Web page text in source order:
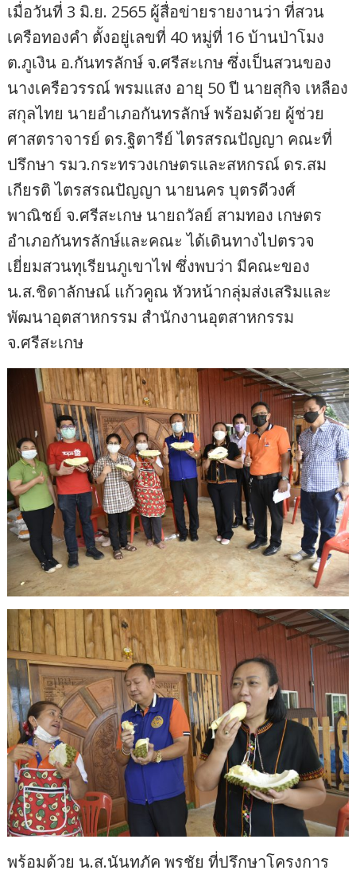
เมื่อวันที่ 3 มิ.ย. 2565 ผู้สื่อข่ายรายงานว่า ที่สวน
เครือทองคำ ตั้งอยู่เลขที่ 40 หมู่ที่ 16 บ้านป่าโมง
ต.ภูเงิน อ.กันทรลักษ์ จ.ศรีสะเกษ ซึ่งเป็นสวนของ
นางเครือวรรณ์ พรมแสง อายุ 50 ปี นายสุกิจ เหลือง
สกุลไทย นายอำเภอกันทรลักษ์ พร้อมด้วย ผู้ช่วย
ศาสตราจารย์ ดร.ฐิตารีย์ ไตรสรณปัญญา คณะที่
ปรึกษา รมว.กระทรวงเกษตรและสหกรณ์ ดร.สม
เกียรติ ไตรสรณปัญญา นายนคร บุตรดีวงศ์
พาณิชย์ จ.ศรีสะเกษ นายถวัลย์ สามทอง เกษตร
อำเภอกันทรลักษ์และคณะ ได้เดินทางไปตรวจ
เยี่ยมสวนทุเรียนภูเขาไฟ ซึ่งพบว่า มีคณะของ
น.ส.ชิดาลักษณ์ แก้วคูณ หัวหน้ากลุ่มส่งเสริมและ
พัฒนาอุตสาหกรรม สำนักงานอุตสาหกรรม
จ.ศรีสะเกษ
พร้อมด้วย น.ส.นันทภัค พรชัย ที่ปรึกษาโครงการ